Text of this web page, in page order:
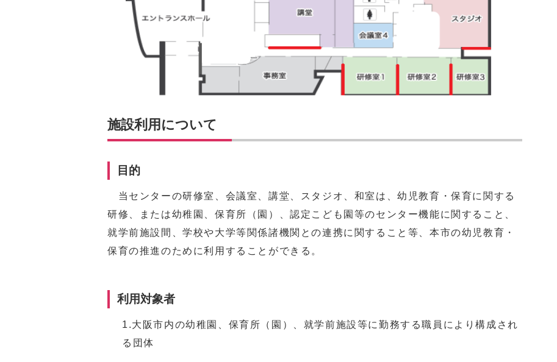
施設利用について
目的
当センターの研修室、会議室、講堂、スタジオ、和室は、幼児教育・保育に関する
研修、または幼稚園、保育所（園）、認定こども園等のセンター機能に関すること、
就学前施設間、学校や大学等関係諸機関との連携に関すること等、本市の幼児教育・
保育の推進のために利用することができる。
利用対象者
1.大阪市内の幼稚園、保育所（園）、就学前施設等に勤務する職員により構成され
る団体